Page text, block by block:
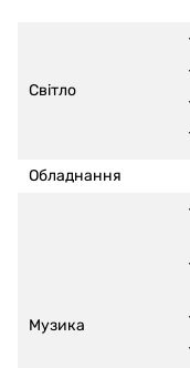
Світло
Обладнання
Музика